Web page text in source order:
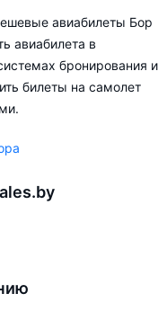
авиабилеты Бор
авиабилета в
бронирования и
билеты на самолет